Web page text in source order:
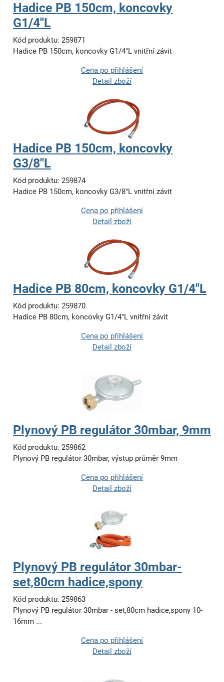
Hadice PB 150cm, koncovky
G1/4"L
Kód produktu: 259871
Hadice PB 150cm, koncovky G1/4"L vnitřní závit
Cena po přihlášení
Detail zboží
Hadice PB 150cm, koncovky
G3/8"L
Kód produktu: 259874
Hadice PB 150cm, koncovky G3/8"L vnitřní závit
Cena po přihlášení
Detail zboží
Hadice PB 80cm, koncovky G1/4"L
Kód produktu: 259870
Hadice PB 80cm, koncovky G1/4"L vnitřní závit
Cena po přihlášení
Detail zboží
Plynový PB regulátor 30mbar, 9mm
Kód produktu: 259862
Plynový PB regulátor 30mbar, výstup průměr 9mm
Cena po přihlášení
Detail zboží
Plynový PB regulátor 30mbar-
set,80cm hadice,spony
Kód produktu: 259863
Plynový PB regulátor 30mbar - set,80cm hadice,spony 10-
16mm ...
Cena po přihlášení
Detail zboží